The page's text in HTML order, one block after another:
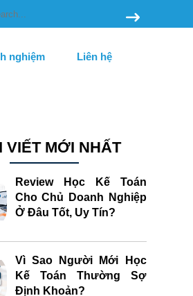
nghiệm Liên hệ
VIẾT MỚI NHẤT
Review Học Kế Toán
Cho Chủ Doanh Nghiệp
Ở Đâu Tốt, Uy Tín?
Vì Sao Người Mới Học
Kế Toán Thường Sợ
Định Khoản?